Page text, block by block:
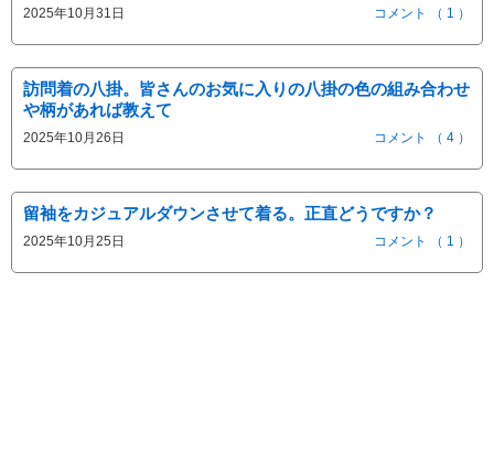
2025年10月31日 コメント （ 1 ）
訪問着の八掛。皆さんのお気に入りの八掛の色の組み合わせ
や柄があれば教えて
2025年10月26日 コメント （ 4 ）
留袖をカジュアルダウンさせて着る。正直どうですか？
2025年10月25日 コメント （ 1 ）